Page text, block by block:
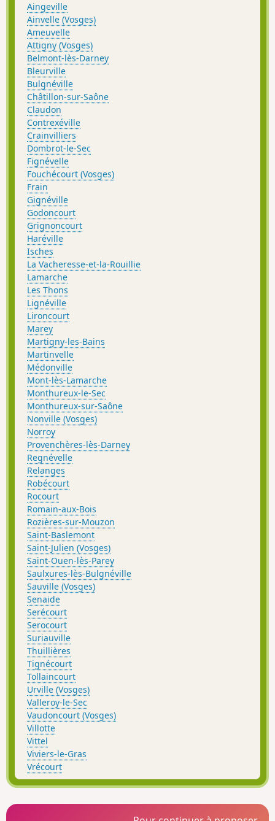
Aingeville
Ainvelle (Vosges)
Ameuvelle
Attigny (Vosges)
Belmont-lès-Darney
Bleurville
Bulgnéville
Châtillon-sur-Saône
Claudon
Contrexéville
Crainvilliers
Dombrot-le-Sec
Fignévelle
Fouchécourt (Vosges)
Frain
Gignéville
Godoncourt
Grignoncourt
Haréville
Isches
La Vacheresse-et-la-Rouillie
Lamarche
Les Thons
Lignéville
Lironcourt
Marey
Martigny-les-Bains
Martinvelle
Médonville
Mont-lès-Lamarche
Monthureux-le-Sec
Monthureux-sur-Saône
Nonville (Vosges)
Norroy
Provenchères-lès-Darney
Regnévelle
Relanges
Robécourt
Rocourt
Romain-aux-Bois
Rozières-sur-Mouzon
Saint-Baslemont
Saint-Julien (Vosges)
Saint-Ouen-lès-Parey
Saulxures-lès-Bulgnéville
Sauville (Vosges)
Senaide
Serécourt
Serocourt
Suriauville
Thuillières
Tignécourt
Tollaincourt
Urville (Vosges)
Valleroy-le-Sec
Vaudoncourt (Vosges)
Villotte
Vittel
Viviers-le-Gras
Vrécourt